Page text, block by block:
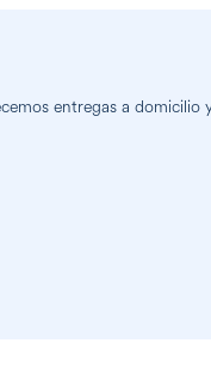
entregas a domicilio